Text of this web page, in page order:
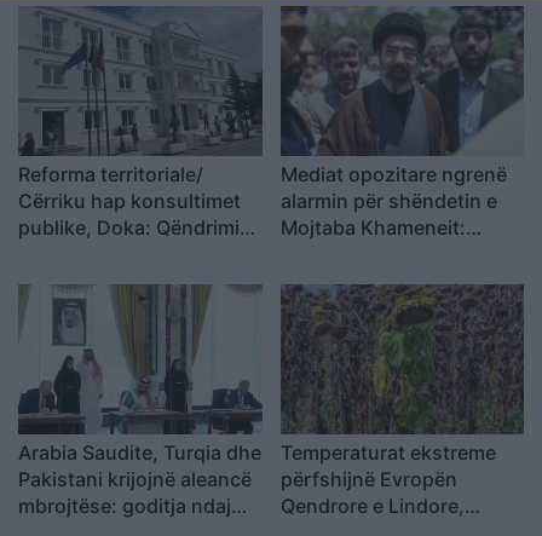
Reforma territoriale/
Cërriku hap konsultimet
publike, Doka: Qëndrimi
qytetarëve, jo te
përplasjet politike
Mediat opozitare ngrenë
alarmin për shëndetin e
Mojtaba Khameneit:
çdo çast
Arabia Saudite, Turqia dhe
Pakistani krijojnë aleancë
mbrojtëse: goditja ndaj
Temperaturat ekstreme
përfshijnë Evropën
Qendrore e Lindore,